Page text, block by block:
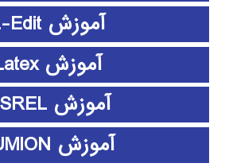
آموزش L-Edit
آموزش Latex
آموزش LISREL
آموزش LUMION